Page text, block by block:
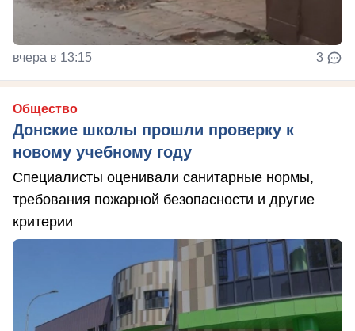
вчера в 13:15 3
Общество
Донские школы прошли проверку к
новому учебному году
Специалисты оценивали санитарные нормы,
требования пожарной безопасности и другие
критерии